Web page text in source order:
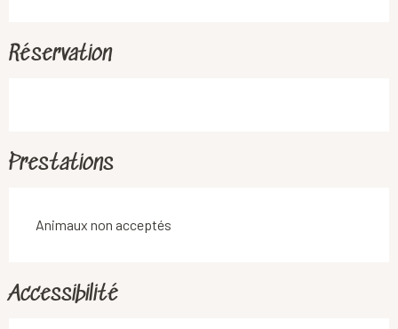
Réservation
Prestations
Animaux non acceptés
Accessibilité